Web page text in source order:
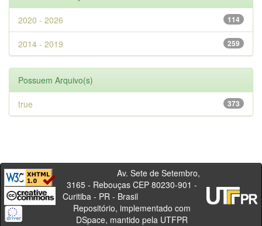
114
2020 - 2026
259
2014 - 2019
Possuem Arquivo(s)
373
true
Av. Sete de Setembro,
3165 - Rebouças CEP 80230-901 -
Curitiba - PR - Brasil
Repositório, implementado com
DSpace, mantido pela UTFPR